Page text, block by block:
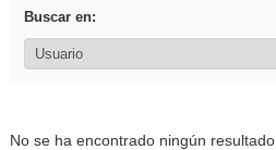
Buscar en:
No se ha encontrado ningún resultado.